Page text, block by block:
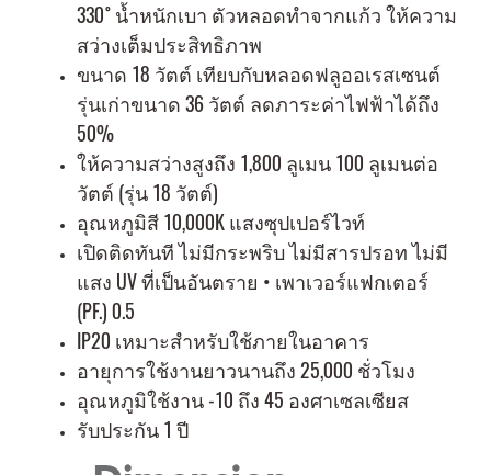
330 ํ น้ำหนักเบา ตัวหลอดทำจากแก้ว ให้ความ
สว่างเต็มประสิทธิภาพ
ขนาด 18 วัตต์ เทียบกับหลอดฟลูออเรสเซนต์
รุ่นเก่าขนาด 36 วัตต์ ลดภาระค่าไฟฟ้าได้ถึง
50%
ให้ความสว่างสูงถึง 1,800 ลูเมน 100 ลูเมนต่อ
วัตต์ (รุ่น 18 วัตต์)
อุณหภูมิสี 10,000K แสงซุปเปอร์ไวท์
เปิดติดทันที ไม่มีกระพริบ ไม่มีสารปรอท ไม่มี
แสง UV ที่เป็นอันตราย • เพาเวอร์แฟกเตอร์
(PF.) 0.5
IP20 เหมาะสำหรับใช้ภายในอาคาร
อายุการใช้งานยาวนานถึง 25,000 ชั่วโมง
อุณหภูมิใช้งาน -10 ถึง 45 องศาเซลเซียส
รับประกัน 1 ปี